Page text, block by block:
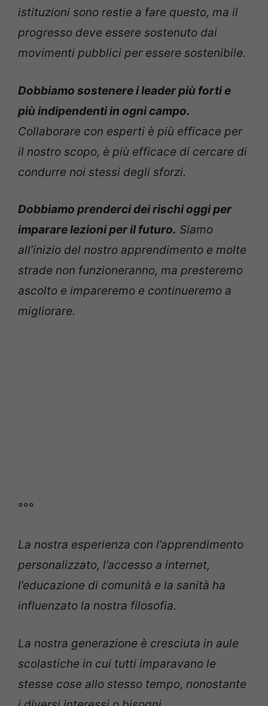
istituzioni sono restie a fare questo, ma il
progresso deve essere sostenuto dai
movimenti pubblici per essere sostenibile.
Dobbiamo sostenere i leader più forti e
più indipendenti in ogni campo.
Collaborare con esperti è più efficace per
il nostro scopo, è più efficace di cercare di
condurre noi stessi degli sforzi.
Dobbiamo prenderci dei rischi oggi per
imparare lezioni per il futuro. Siamo
all’inizio del nostro apprendimento e molte
strade non funzioneranno, ma presteremo
ascolto e impareremo e continueremo a
migliorare.
°°°
La nostra esperienza con l’apprendimento
personalizzato, l’accesso a internet,
l’educazione di comunità e la sanità ha
influenzato la nostra filosofia.
La nostra generazione è cresciuta in aule
scolastiche in cui tutti imparavano le
stesse cose allo stesso tempo, nonostante